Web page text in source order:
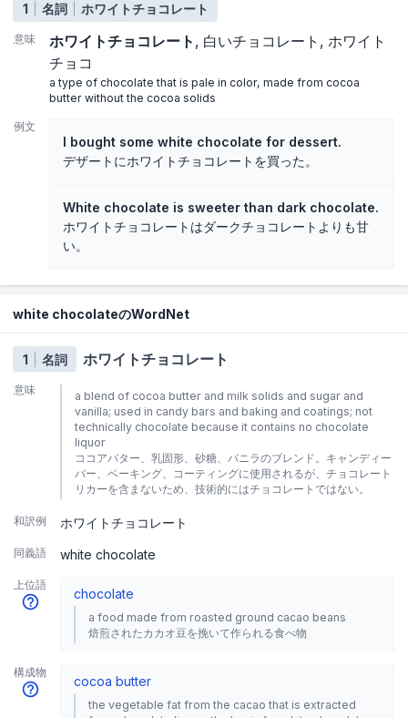
1 名詞 ホワイトチョコレート
意味 ホワイトチョコレート 白いチョコレート
ホワイト
チョコ
a type of chocolate that is pale in color, made from cocoa
butter without the cocoa solids
例文
I bought some white chocolate for dessert.
デザートにホワイトチョコレートを買った。
White chocolate is sweeter than dark chocolate.
ホワイトチョコレートはダークチョコレートよりも甘
い。
white chocolateのWordNet
1 名詞 ホワイトチョコレート
意味
a blend of cocoa butter and milk solids and sugar and
vanilla; used in candy bars and baking and coatings; not
technically chocolate because it contains no chocolate
liquor
ココアバター、乳固形、砂糖、バニラのブレンド。キャンディー
バー、ベーキング、コーティングに使用されるが、チョコレート
リカーを含まないため、技術的にはチョコレートではない。
和訳例 ホワイトチョコレート
同義語 white chocolate
上位語
chocolate
a food made from roasted ground cacao beans
焙煎されたカカオ豆を挽いて作られる食べ物
構成物
cocoa butter
the vegetable fat from the cacao that is extracted